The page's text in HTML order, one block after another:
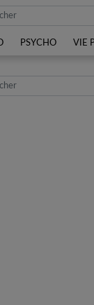
PSYCHO VIE